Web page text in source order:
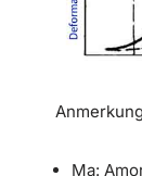
Ma: